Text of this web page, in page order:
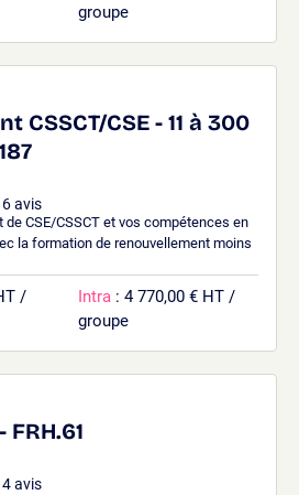
groupe
CSSCT/CSE - 11 à 300
6avis
de CSE/CSSCT et vos compétences en
la formation de renouvellement moins
/
Intra : 4 770,00 € HT /
groupe
4avis